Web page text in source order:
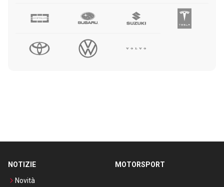
NOTIZIE
Novità
MOTORSPORT